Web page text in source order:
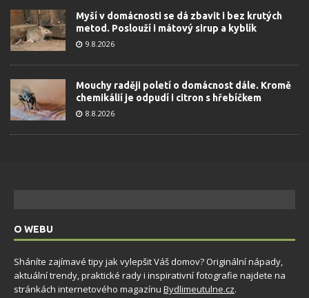
Myší v domácnosti se dá zbavit i bez krutých
metod. Poslouží i mátový sirup a kyblík
9.8.2026
Mouchy raději poletí o domácnost dále. Kromě
chemikálií je odpudí i citron s hřebíčkem
8.8.2026
O WEBU
Sháníte zajímavé tipy jak vylepšit Váš domov? Originální nápady,
aktuální trendy, praktické rady i inspirativní fotografie najdete na
stránkách internetového magazínu Bydlimeutulne.cz.